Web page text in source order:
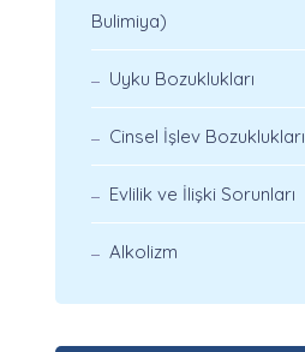
Bulimiya)
Uyku Bozuklukları
Cinsel İşlev Bozuklukları
Evlilik ve İlişki Sorunları
Alkolizm